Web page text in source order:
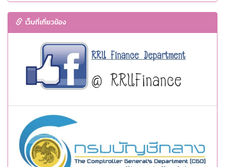
เว็บที่เกี่ยวข้อง